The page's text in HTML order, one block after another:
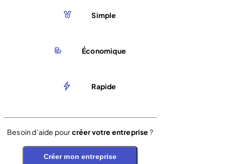
Simple
Économique
Rapide
Besoin d’aide pourcréer votre entreprise ?
Créer mon entreprise